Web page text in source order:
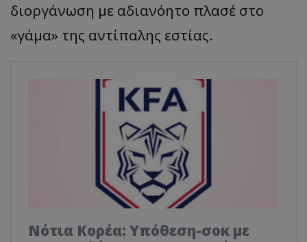
διοργάνωση με αδιανόητο πλασέ στο
«γάμα» της αντίπαλης εστίας.
Νότια Κορέα: Υπόθεση-σοκ με